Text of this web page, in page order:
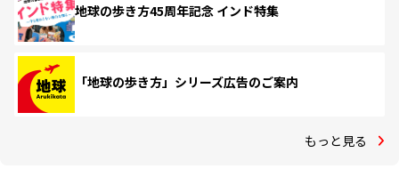
地球の歩き方45周年記念 インド特集
「地球の歩き方」シリーズ広告のご案内
もっと見る